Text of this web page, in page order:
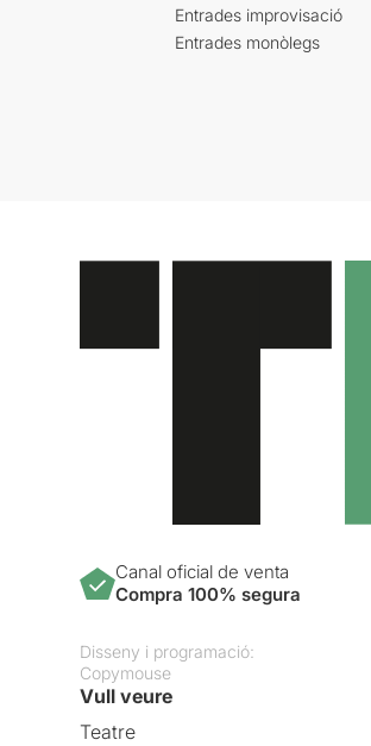
Entrades improvisació
Entrades monòlegs
Canal oficial de venta
Compra 100% segura
Disseny i programació:
Copymouse
Vull veure
Teatre